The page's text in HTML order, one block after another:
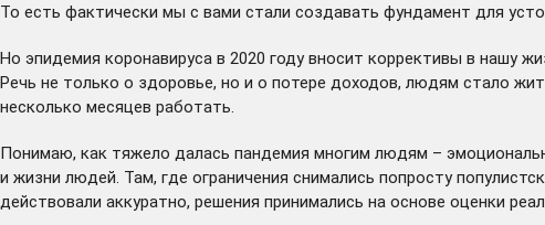
То есть фактически мы с вами стали создавать фундамент для
Но эпидемия коронавируса в 2020 году вносит коррективы в нашу
Речь не только о здоровье, но и о потере доходов, людям стало
несколько месяцев работать.
Понимаю, как тяжело далась пандемия многим людям –
и жизни людей. Там, где ограничения снимались попросту
действовали аккуратно, решения принимались на основе оценки